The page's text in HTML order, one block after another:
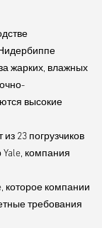
жарких, влажных
высокие
23 погрузчиков
компания
которое компании
требования